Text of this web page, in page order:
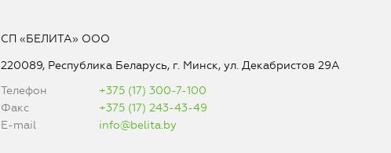
СП «БЕЛИТА» ООО
220089, Республика Беларусь, г. Минск, ул. Декабристов 29А
Телефон
+375 (17) 300-7-100
Факс
+375 (17) 243-43-49
E-mail
info@belita.by